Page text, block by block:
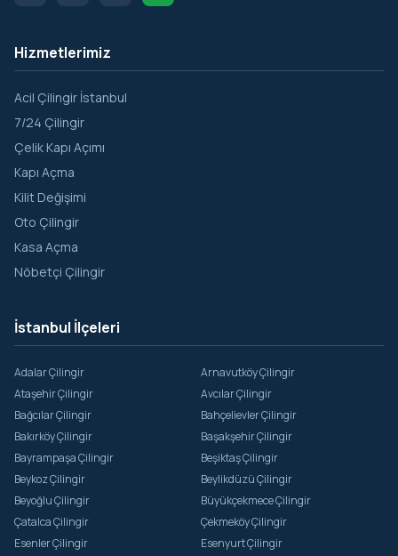
Hizmetlerimiz
Acil Çilingir İstanbul
7/24 Çilingir
Çelik Kapı Açımı
Kapı Açma
Kilit Değişimi
Oto Çilingir
Kasa Açma
Nöbetçi Çilingir
İstanbul İlçeleri
Adalar Çilingir
Arnavutköy Çilingir
Ataşehir Çilingir
Avcılar Çilingir
Bağcılar Çilingir
Bahçelievler Çilingir
Bakırköy Çilingir
Başakşehir Çilingir
Bayrampaşa Çilingir
Beşiktaş Çilingir
Beykoz Çilingir
Beylikdüzü Çilingir
Beyoğlu Çilingir
Büyükçekmece Çilingir
Çatalca Çilingir
Çekmeköy Çilingir
Esenler Çilingir
Esenyurt Çilingir